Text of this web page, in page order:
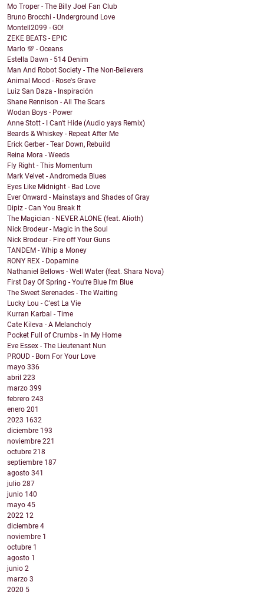
Mo Troper - The Billy Joel Fan Club
Bruno Brocchi - Underground Love
Montell2099 - GO!
ZEKE BEATS - EPIC
Marlo 💯 - Oceans
Estella Dawn - 514 Denim
Man And Robot Society - The Non-Believers
Animal Mood - Rose's Grave
Luiz San Daza - Inspiración
Shane Rennison - All The Scars
Wodan Boys - Power
Anne Stott - I Can't Hide (Audio yays Remix)
Beards & Whiskey - Repeat After Me
Erick Gerber - Tear Down, Rebuild
Reina Mora - Weeds
Fly Right - This Momentum
Mark Velvet - Andromeda Blues
Eyes Like Midnight - Bad Love
Ever Onward - Mainstays and Shades of Gray
Dipiz - Can You Break It
The Magician - NEVER ALONE (feat. Alioth)
Nick Brodeur - Magic in the Soul
Nick Brodeur - Fire off Your Guns
TANDEM - Whip a Money
RONY REX - Dopamine
Nathaniel Bellows - Well Water (feat. Shara Nova)
First Day Of Spring - You're Blue I'm Blue
The Sweet Serenades - The Waiting
Lucky Lou - C'est La Vie
Kurran Karbal - Time
Cate Kileva - A Melancholy
Pocket Full of Crumbs - In My Home
Eve Essex - The Lieutenant Nun
PROUD - Born For Your Love
mayo 336
abril 223
marzo 399
febrero 243
enero 201
2023 1632
diciembre 193
noviembre 221
octubre 218
septiembre 187
agosto 341
julio 287
junio 140
mayo 45
2022 12
diciembre 4
noviembre 1
octubre 1
agosto 1
junio 2
marzo 3
2020 5